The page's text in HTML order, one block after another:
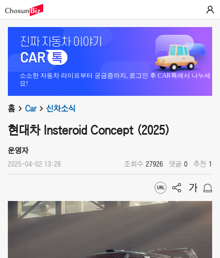
소소한 자동차 라이프부터 궁금증까지, 로그인 후 CAR톡에서 나누세
요!
홈 Car 신차소식
현대차 Insteroid Concept (2025)
운영자
2025-04-02 13:28 조회수 27926 댓글 0 추천 1